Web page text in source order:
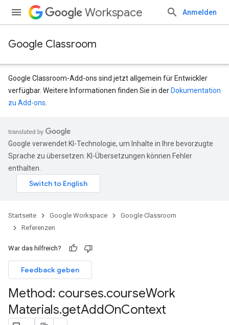
Workspace Anmelden
Google Classroom
Google Classroom-Add-ons sind jetzt allgemein für Entwickler
verfügbar. Weitere Informationen finden Sie in der Dokumentation
zu Add-ons
Google verwendet KI-Technologie, um Inhalte in Ihre bevorzugte
Sprache zu übersetzen. KI-Übersetzungen können Fehler
enthalten.
Startseite Google Workspace
Google Classroom
Referenzen
War das hilfreich?
Feedback geben
Method: courses.courseWork
Materials.getAddOnContext